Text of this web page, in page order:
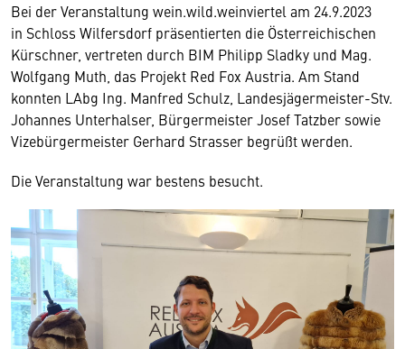
Bei der Veranstaltung wein.wild.weinviertel am 24.9.2023
in Schloss Wilfersdorf präsentierten die Österreichischen
Kürschner, vertreten durch BIM Philipp Sladky und Mag.
Wolfgang Muth, das Projekt Red Fox Austria. Am Stand
konnten LAbg Ing. Manfred Schulz, Landesjägermeister-Stv.
Johannes Unterhalser, Bürgermeister Josef Tatzber sowie
Vizebürgermeister Gerhard Strasser begrüßt werden.
Die Veranstaltung war bestens besucht.